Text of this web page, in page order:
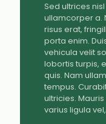
Sed ultrices
ullamcorper a.
risus erat,
porta enim.
vehicula velit
lobortis turpis,
quis. Nam
tempus.
ultricies.
varius ligula